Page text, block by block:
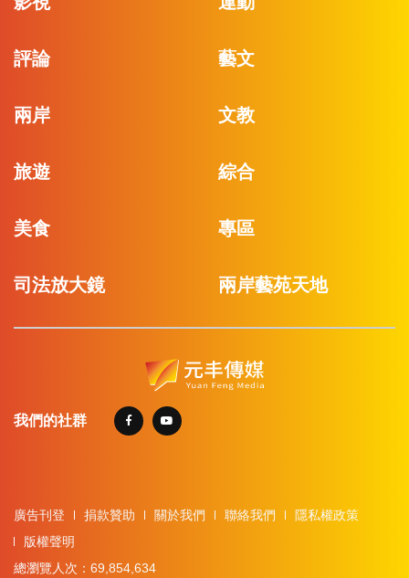
評論 藝文
兩岸 文教
旅遊 綜合
美食 專區
司法放大鏡 兩岸藝苑天地
我們的社群
廣告刊登 捐款贊助 關於我們 聯絡我們
隱私權政策
版權聲明
總瀏覽人次：69,854,634